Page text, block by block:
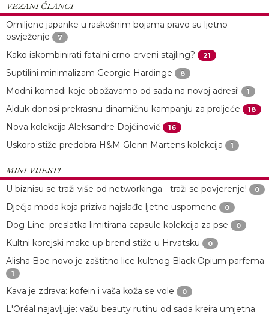
VEZANI ČLANCI
Omiljene japanke u raskošnim bojama pravo su ljetno
osvježenje
7
Kako iskombinirati fatalni crno-crveni stajling? 21
Suptilini minimalizam Georgie Hardinge 8
Modni komadi koje obožavamo od sada na novoj adresi! 1
Alduk donosi prekrasnu dinamičnu kampanju za proljeće 18
Nova kolekcija Aleksandre Dojčinović 16
Uskoro stiže predobra H&M Glenn Martens kolekcija 1
MINI VIJESTI
U biznisu se traži više od networkinga - traži se povjerenje!
0
Dječja moda koja priziva najslađe ljetne uspomene 0
Dog Line: preslatka limitirana capsule kolekcija za pse 0
Kultni korejski make up brend stiže u Hrvatsku 0
Alisha Boe novo je zaštitno lice kultnog Black Opium parfema
1
Kava je zdrava: kofein i vaša koža se vole 0
L'Oréal najavljuje: vašu beauty rutinu od sada kreira umjetna